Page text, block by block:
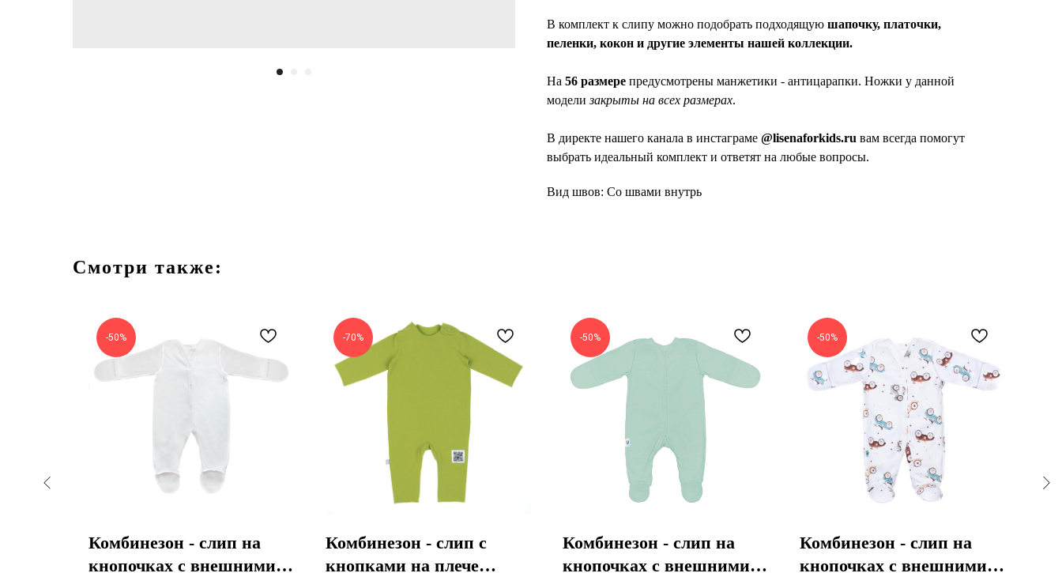
В комплект к слипу можно подобрать подходящую шапочку, платочки,
пеленки, кокон и другие элементы нашей коллекции.
На 56 размере предусмотрены манжетики - антицарапки. Ножки у данной
моделизакрыты на всех размерах.
В директе нашего канала в инстаграме @lisenaforkids.ru вам всегда помогут
выбрать идеальный комплект и ответят на любые вопросы.
Вид швов: Со швами внутрь
Смотри также:
-50%
Комбинезон - слип на
кнопочках с внешними
-70%
Комбинезон - слип с
кнопками на плече
-50%
Комбинезон - слип на
кнопочках с внешними
-50%
Комбинезон - слип на
кнопочках с внешними